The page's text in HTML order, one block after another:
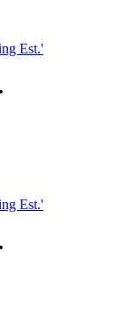
Est.'
Est.'